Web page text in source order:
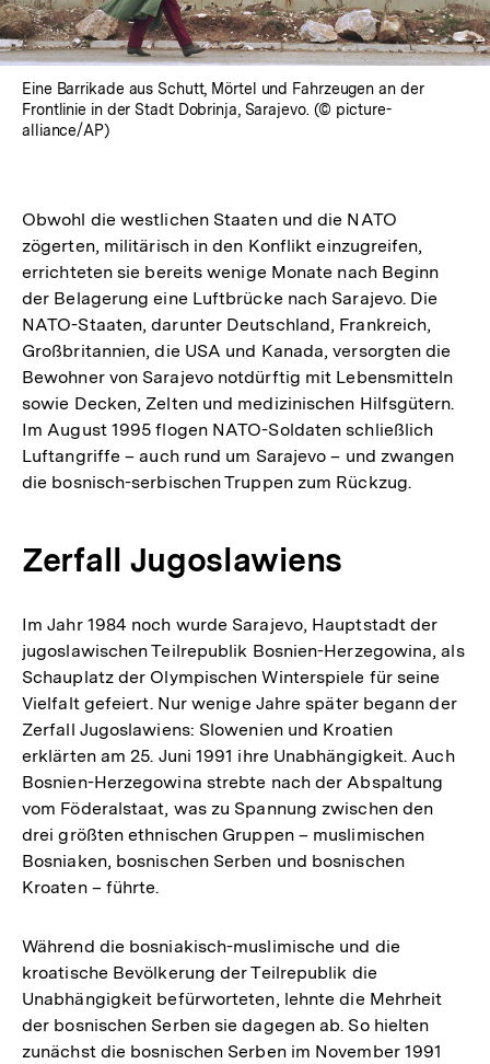
Eine Barrikade aus Schutt, Mörtel und Fahrzeugen an der
Frontlinie in der Stadt Dobrinja, Sarajevo. (© picture-
alliance/AP)
Obwohl die westlichen Staaten und die NATO
zögerten, militärisch in den Konflikt einzugreifen,
errichteten sie bereits wenige Monate nach Beginn
der Belagerung eine Luftbrücke nach Sarajevo. Die
NATO-Staaten, darunter Deutschland, Frankreich,
Großbritannien, die USA und Kanada, versorgten die
Bewohner von Sarajevo notdürftig mit Lebensmitteln
sowie Decken, Zelten und medizinischen Hilfsgütern.
Im August 1995 flogen NATO-Soldaten schließlich
Luftangriffe – auch rund um Sarajevo – und zwangen
die bosnisch-serbischen Truppen zum Rückzug.
Zerfall Jugoslawiens
Im Jahr 1984 noch wurde Sarajevo, Hauptstadt der
jugoslawischen Teilrepublik Bosnien-Herzegowina, als
Schauplatz der Olympischen Winterspiele für seine
Vielfalt gefeiert. Nur wenige Jahre später begann der
Zerfall Jugoslawiens: Slowenien und Kroatien
erklärten am 25. Juni 1991 ihre Unabhängigkeit. Auch
Bosnien-Herzegowina strebte nach der Abspaltung
vom Föderalstaat, was zu Spannung zwischen den
drei größten ethnischen Gruppen – muslimischen
Bosniaken, bosnischen Serben und bosnischen
Kroaten – führte.
Während die bosniakisch-muslimische und die
kroatische Bevölkerung der Teilrepublik die
Unabhängigkeit befürworteten, lehnte die Mehrheit
der bosnischen Serben sie dagegen ab. So hielten
zunächst die bosnischen Serben im November 1991